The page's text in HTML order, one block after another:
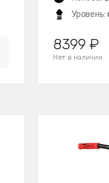
Уровень:
8399 ₽
Нет в наличии